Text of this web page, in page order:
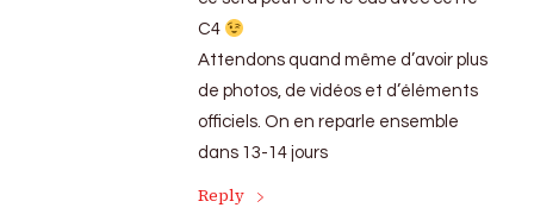
C4
Attendons quand même d’avoir plus
de photos, de vidéos et d’éléments
officiels. On en reparle ensemble
dans 13-14 jours
Reply